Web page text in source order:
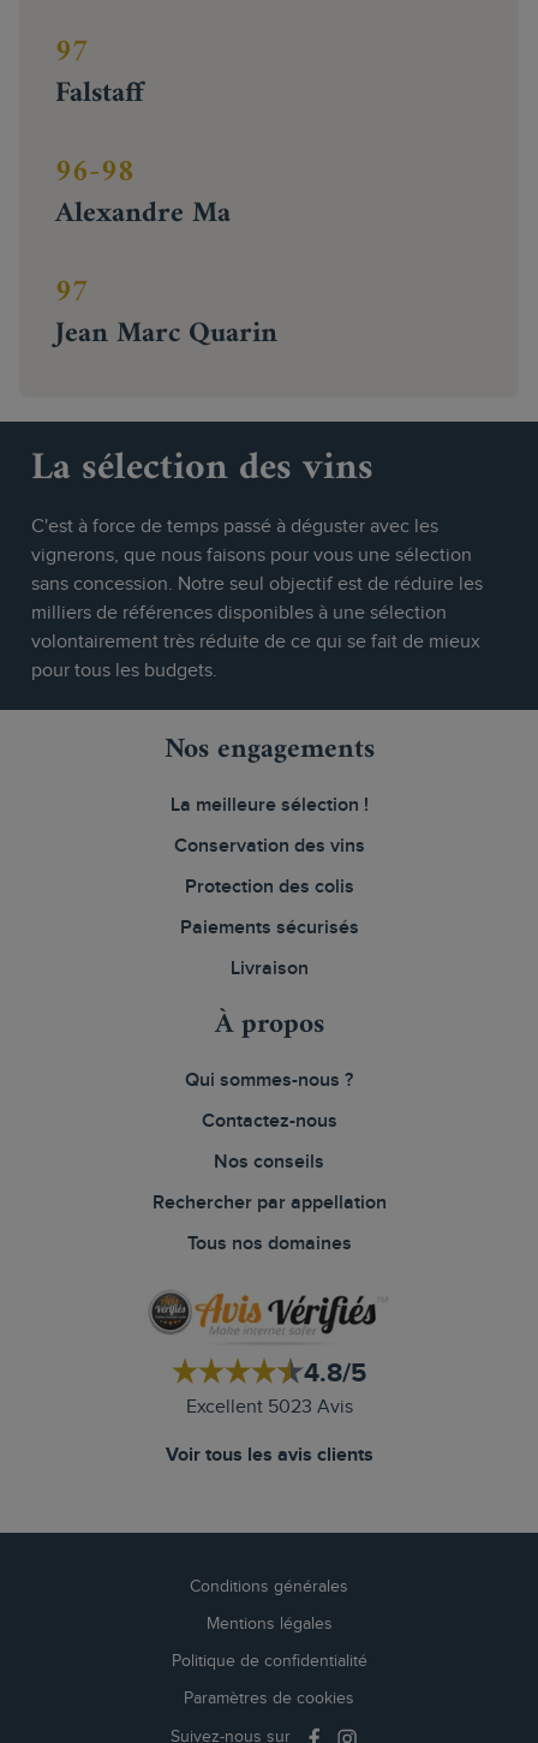
97
Falstaff
96-98
Alexandre Ma
97
Jean Marc Quarin
La sélection des vins
C'est à force de temps passé à déguster avec les
vignerons, que nous faisons pour vous une sélection
sans concession. Notre seul objectif est de réduire les
milliers de références disponibles à une sélection
volontairement très réduite de ce qui se fait de mieux
pour tous les budgets.
Nos engagements
La meilleure sélection !
Conservation des vins
Protection des colis
Paiements sécurisés
Livraison
À propos
Qui sommes-nous ?
Contactez-nous
Nos conseils
Rechercher par appellation
Tous nos domaines
4.8/5
Excellent 5023 Avis
Voir tous les avis clients
Conditions générales
Mentions légales
Politique de confidentialité
Paramètres de cookies
Suivez-nous sur